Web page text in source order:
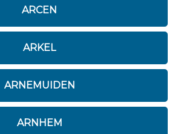
ARCEN
ARKEL
ARNEMUIDEN
ARNHEM